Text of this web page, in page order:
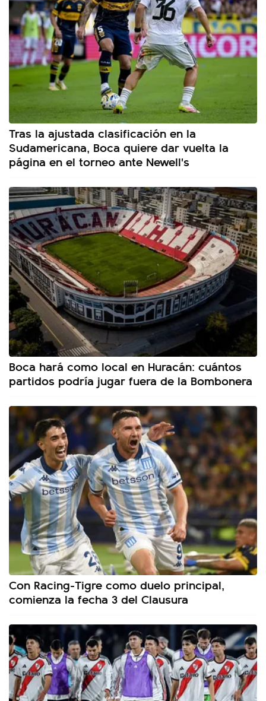
Tras la ajustada clasificación en la
Sudamericana, Boca quiere dar vuelta la
página en el torneo ante Newell's
Boca hará como local en Huracán: cuántos
partidos podría jugar fuera de la Bombonera
Con Racing-Tigre como duelo principal,
comienza la fecha 3 del Clausura